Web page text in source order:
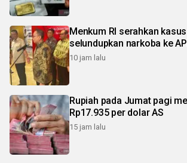
Menkum RI serahkan
selundupkan narkoba ke
10 jam lalu
Rupiah pada Jumat pagi
Rp17.935 per dolar AS
15 jam lalu